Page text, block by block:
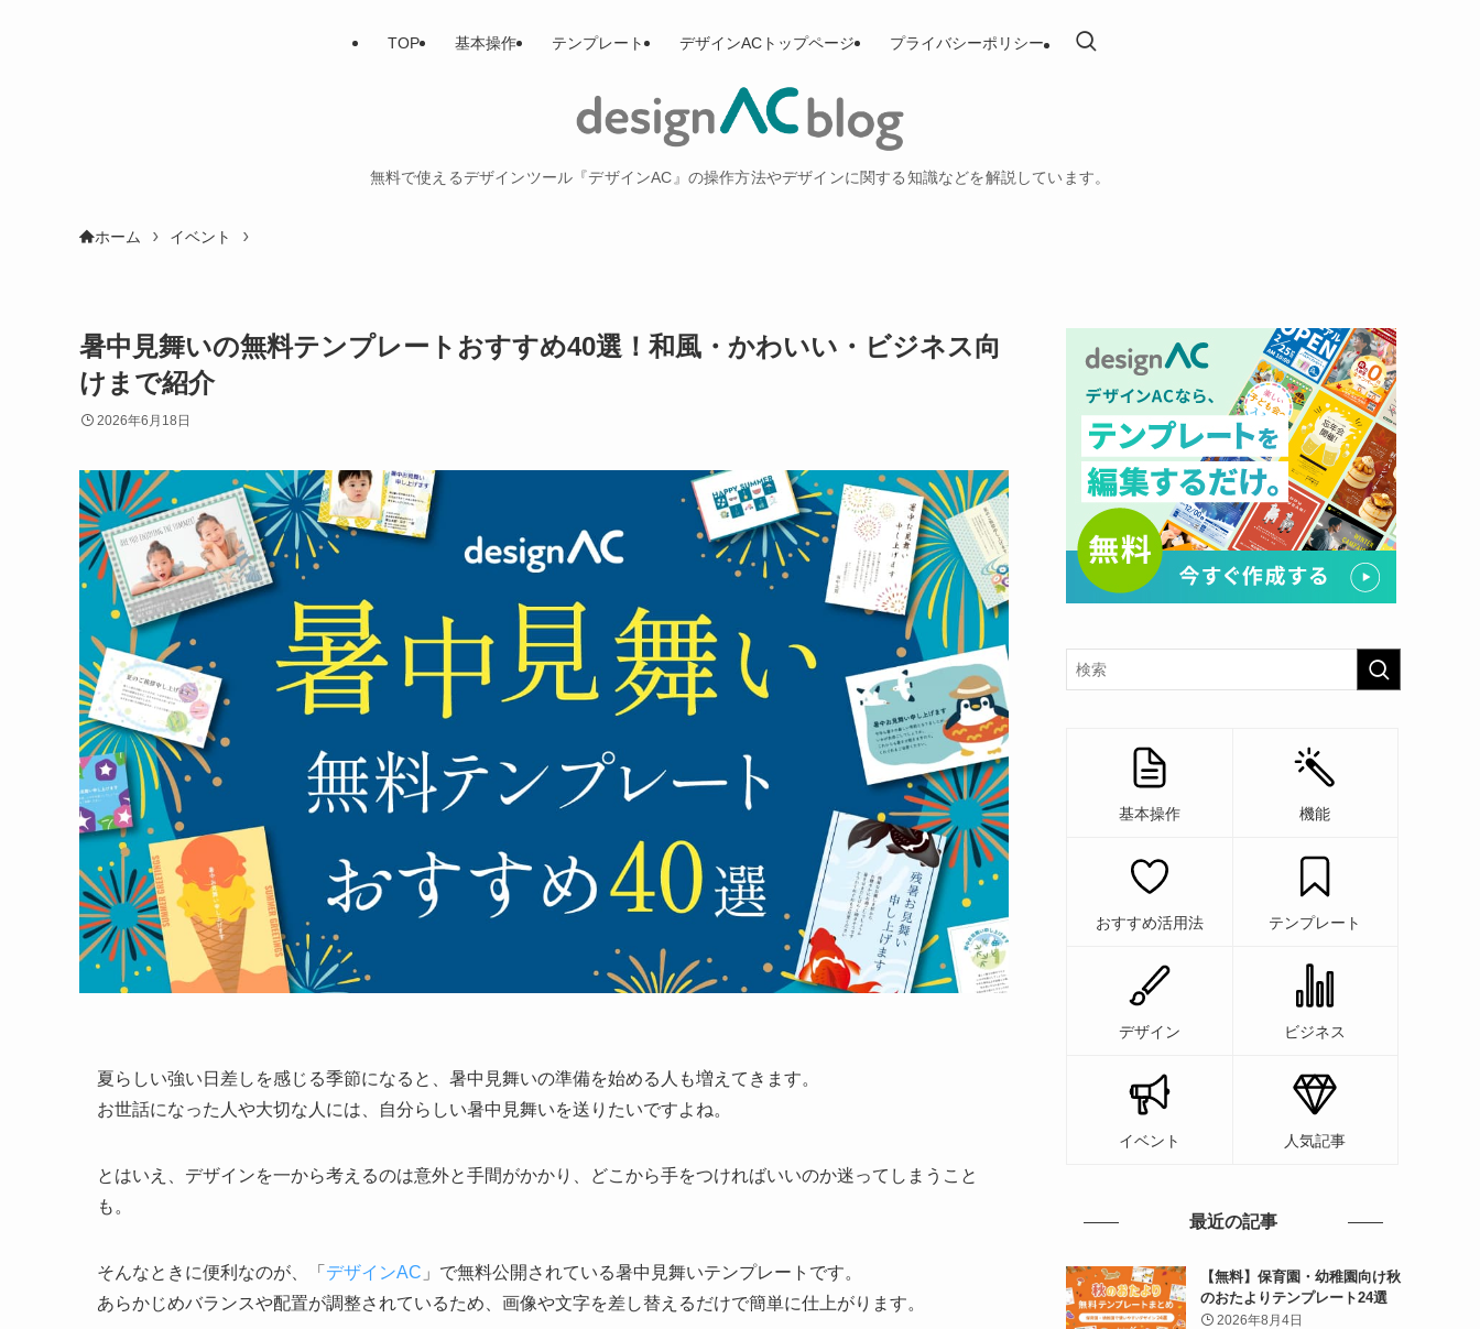
無料で使えるデザインツール『デザインAC』の操作方法やデザインに関する知識などを解説しています。
TOP 基本操作 テンプレート デザインACトップページ プライバシーポリシー
ホーム イベント
暑中見舞いの無料テンプレートおすすめ40選！和風・かわいい・ビジネス向
けまで紹介
2026年6月18日
夏らしい強い日差しを感じる季節になると、暑中見舞いの準備を始める人も増えてきます。
お世話になった人や大切な人には、自分らしい暑中見舞いを送りたいですよね。
とはいえ、デザインを一から考えるのは意外と手間がかかり、どこから手をつければいいのか迷ってしまうこと
も。
そんなときに便利なのが、「 デザインAC 」で無料公開されている暑中見舞いテンプレートです。
あらかじめバランスや配置が調整されているため、画像や文字を差し替えるだけで簡単に仕上がります。
基本操作 機能
おすすめ活用法 テンプレート
デザイン ビジネス
イベント 人気記事
最近の記事
【無料】保育園・幼稚園向け秋
のおたよりテンプレート24選
2026年8月4日